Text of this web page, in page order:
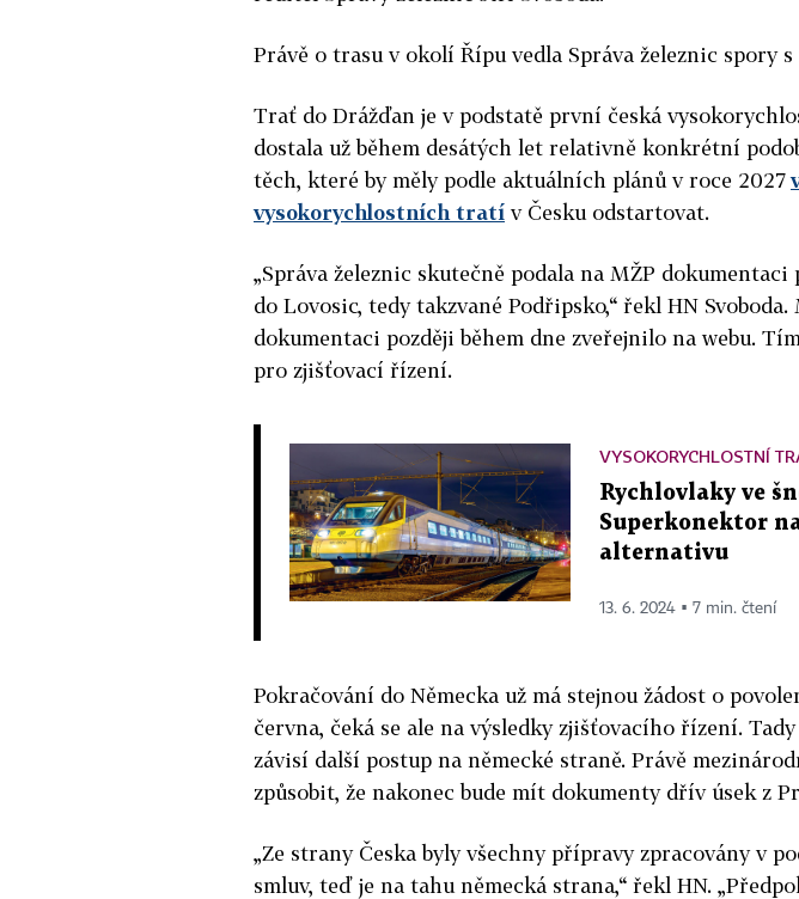
Právě o trasu v okolí Řípu vedla Správa železnic spory
Trať do Drážďan je v podstatě první česká
dostala už během desátých let relativně konkrétní
těch, které by měly podle aktuálních plánů v roce 2027
vysokorychlostních tratí v Česku odstartovat.
„Správa železnic skutečně podala na MŽP dokumentaci
do Lovosic, tedy takzvané Podřipsko,“ řekl HN
dokumentaci později během dne zveřejnilo na webu.
pro zjišťovací řízení.
VYSOKORYCHLOSTNÍ
Rychlovlaky ve
Superkonektor
alternativu
13. 6. 2024 ▪ 7 min. čtení
Pokračování do Německa už má stejnou žádost o
června, čeká se ale na výsledky zjišťovacího řízení. Tady
závisí další postup na německé straně. Právě
způsobit, že nakonec bude mít dokumenty dřív úsek z
„Ze strany Česka byly všechny přípravy zpracovány v
smluv, teď je na tahu německá strana,“ řekl HN.